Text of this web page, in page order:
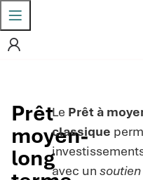
Prêt
moyen-
long
Le Prêt à
classique
avec un